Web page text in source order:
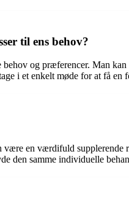
til ens behov?
og præferencer. Man
i et enkelt møde for at få
en værdifuld
den samme individuelle